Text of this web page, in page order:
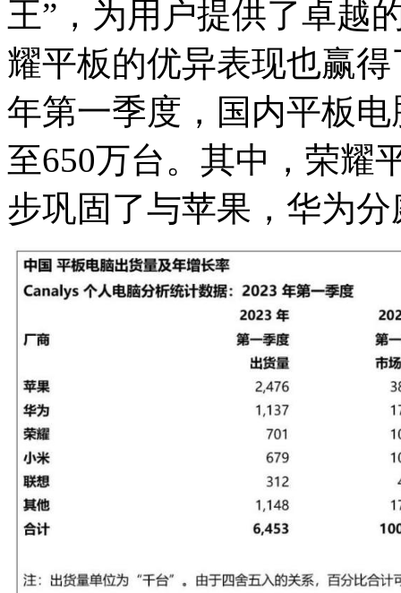
王”，为用户提供了卓越
耀平板的优异表现也赢
年第一季度，国内平板
至650万台。其中，荣耀
步巩固了与苹果，华为